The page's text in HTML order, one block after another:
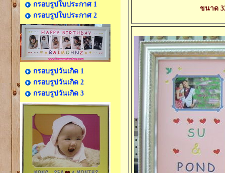
กรอบรูปใบประกาศ 1
กรอบรูปใบประกาศ 2
กรอบรูปวันเกิด 1
กรอบรูปวันเกิด 2
กรอบรูปวันเกิด 3
ขนาด